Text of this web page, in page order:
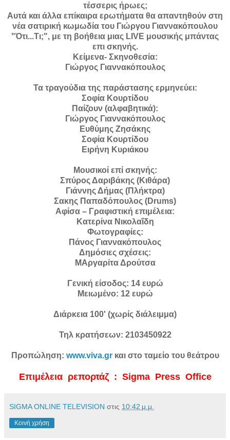
τέσσερις ήρωες;
Αυτά και άλλα επίκαιρα ερωτήματα θα απαντηθούν στη
νέα σατιρική κωμωδία του Γιώργου Γιαννακόπουλου
"Ότι...Τι;", με τη βοήθεια μιας LIVE μουσικής μπάντας
επι σκηνής.
Κείμενα- Σκηνοθεσία:
Γιώργος Γιαννακόπουλος
Τα τραγούδια της παράστασης ερμηνεύει:
Σοφία Κουρτίδου
Παίζουν (αλφαβητικά):
Γιώργος Γιαννακόπουλος
Ευθύμης Ζησάκης
Σοφία Κουρτίδου
Ειρήνη Κυριάκου
Μουσικοί επί σκηνής:
Σπύρος Δαριβάκης (Κιθάρα)
Γιάννης Δήμας (Πλήκτρα)
Σακης Παπαδόπουλος (Drums)
Αφίσα – Γραφιστική επιμέλεια:
Κατερίνα Νικολαΐδη
Φωτογραφίες:
Πάνος Γιαννακόπουλος
Δημόσιες σχέσεις:
ΜΑργαρίτα Δρούτσα
Γενική είσοδος: 14 ευρώ
Μειωμένο: 12 ευρώ
Διάρκεια 100' (χωρίς διάλειμμα)
Τηλ κρατήσεων: 2103450922
Προπώληση: www.viva.grκαι στο ταμείο του θεάτρου
Επιμέλεια ρεπορτάζ : Sigma Press Office
SIGMA ONLINE TELEVISION στις 10:42 μ.μ.
Κοινή χρήση